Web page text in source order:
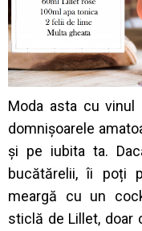
Moda asta cu vinul
domnișoarele
și pe iubita ta.
bucătărelii, îi poți
meargă cu un
sticlă de Lillet, doar